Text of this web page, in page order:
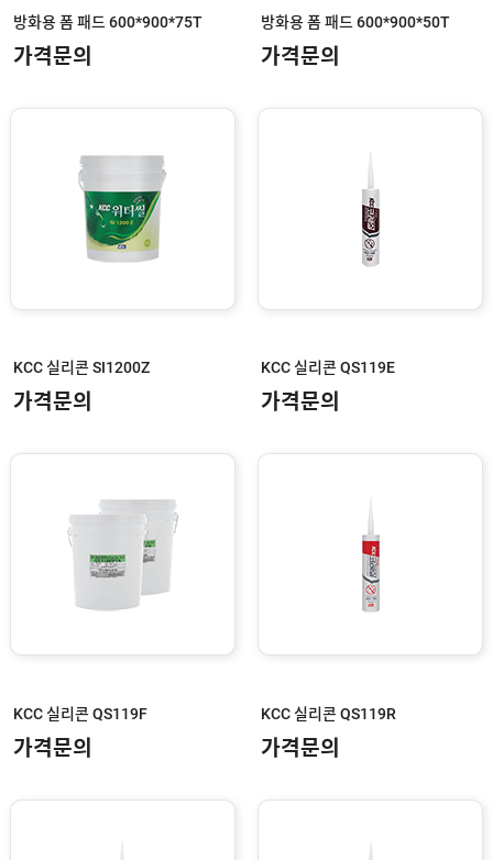
방화용 폼 패드 600*900*75T
가격문의
방화용 폼 패드 600*900*50T
가격문의
KCC 실리콘 SI1200Z
가격문의
KCC 실리콘 QS119E
가격문의
KCC 실리콘 QS119F
가격문의
KCC 실리콘 QS119R
가격문의